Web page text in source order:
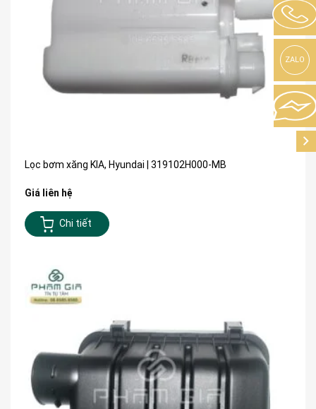
Lọc bơm xăng KIA, Hyundai | 319102H000-MB
Giá liên hệ
Chi tiết
ZALO